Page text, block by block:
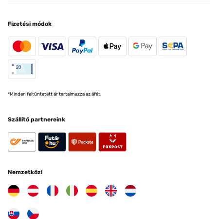
Fizetési módok
*Minden feltüntetett ár tartalmazza az áfát.
Szállító partnereink
Nemzetközi